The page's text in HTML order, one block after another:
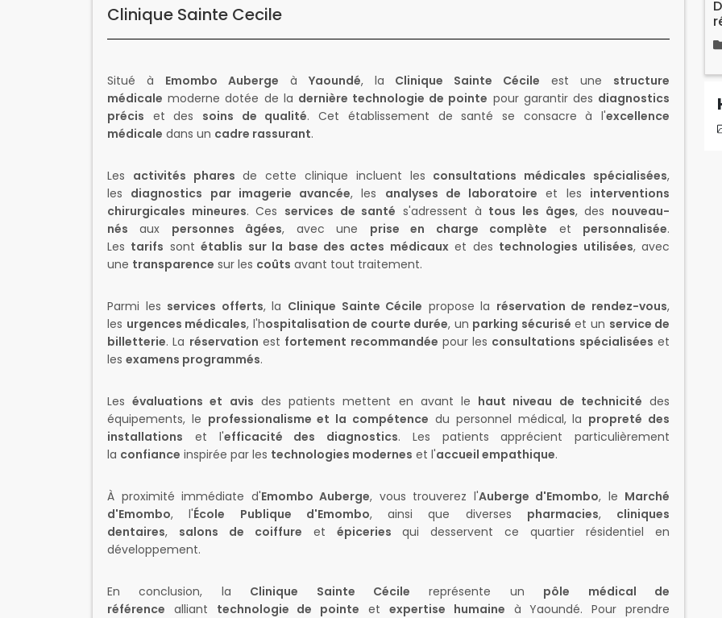
Clinique Sainte Cecile
Situé à Emombo Auberge à Yaoundé, la Clinique Sainte Cécile est une structure
médicale moderne dotée de la dernière technologie de pointe pour garantir des diagnostics
précis et des soins de qualité. Cet établissement de santé se consacre à l'excellence
médicale dans un cadre rassurant.
Les activités phares de cette clinique incluent les consultations médicales spécialisées,
les diagnostics par imagerie avancée, les analyses de laboratoire et les interventions
chirurgicales mineures. Ces services de santé s'adressent à tous les âges, des nouveau-
nés aux personnes âgées, avec une prise en charge complète et personnalisée.
Les tarifs sontétablis sur la base des actes médicauxet des technologies utilisées, avec
une transparence sur les coûts avant tout traitement.
Parmi les services offerts, la Clinique Sainte Cécile propose la réservation de rendez-vous,
les urgences médicales, l'hospitalisation de courte durée, un parking sécurisé et un service de
billetterie. La réservation est fortement recommandée pour les consultations spécialisées et
les examens programmés.
Lesévaluations et avis des patients mettent en avant le haut niveau de technicité des
équipements, le professionalisme et la compétence du personnel médical, la propreté des
installations et l'efficacité des diagnostics. Les patients apprécient particulièrement
la confiance inspirée par les technologies modernes et l'accueil empathique.
À proximité immédiate d'Emombo Auberge, vous trouverez l'Auberge d'Emombo, le Marché
d'Emombo, l'École Publique d'Emombo, ainsi que diverses pharmacies, cliniques
dentaires, salons de coiffure et épiceries qui desservent ce quartier résidentiel en
développement.
En conclusion, la Clinique Sainte Cécile représente un pôle médical de
référence alliant technologie de pointe et expertise humaine à Yaoundé. Pour prendre